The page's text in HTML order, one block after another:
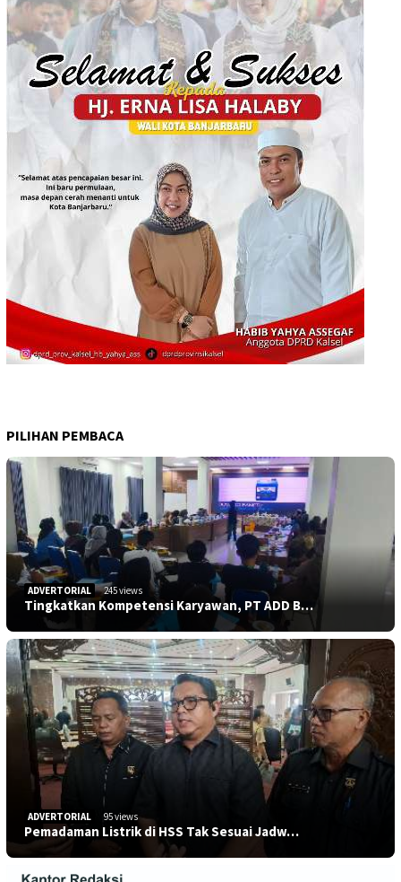
PILIHAN PEMBACA
ADVERTORIAL 245 views
Tingkatkan Kompetensi Karyawan, PT ADD B…
ADVERTORIAL 95 views
Pemadaman Listrik di HSS Tak Sesuai Jadw…